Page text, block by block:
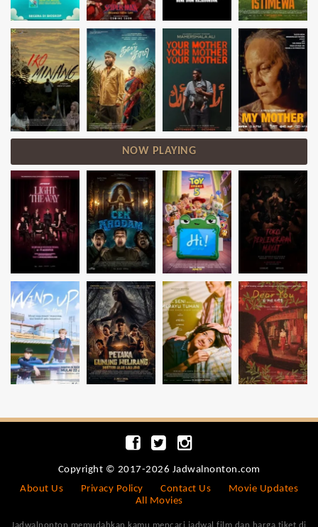
NOW PLAYING
Copyright © 2017-2026 Jadwalnonton.com
About Us
Privacy Policy Contact Us
Movie Updates
All Movies